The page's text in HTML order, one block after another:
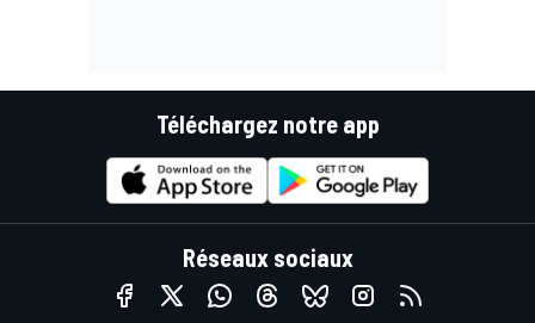
Téléchargez notre app
Réseaux sociaux